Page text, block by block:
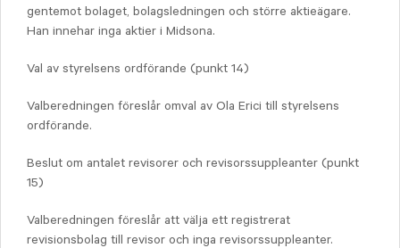
gentemot bolaget, bolagsledningen och större aktieägare.
Han innehar inga aktier i Midsona.
Val av styrelsens ordförande (punkt 14)
Valberedningen föreslår omval av Ola Erici till styrelsens
ordförande.
Beslut om antalet revisorer och revisorssuppleanter (punkt
15)
Valberedningen föreslår att välja ett registrerat
revisionsbolag till revisor och inga revisorssuppleanter.